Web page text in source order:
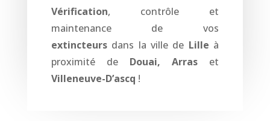
Vérification, contrôle et
maintenance de vos
extincteursdans la ville de Lille à
proximité de Douai, Arras et
Villeneuve-D’ascq !